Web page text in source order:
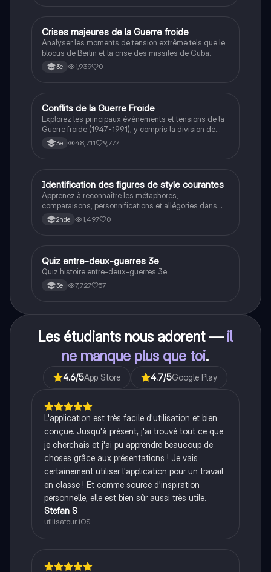
CHistoire
Crises majeures de la Guerre froide
Analyser les moments de tension extrême tels que le
blocus de Berlin et la crise des missiles de Cuba.
3e 1,939 0
Histoire
Conflits de la Guerre Froide
Explorez les principaux événements et tensions de la
Guerre froide (1947-1991), y compris la division de
l'Allemagne, la crise de Cuba, la guerre du Vietnam, et
la course à l'espace. Cette fiche de révision couvre les
historique.
3e 48,711 9,777
IFrançais
Identification des figures de style courantes
Apprenez à reconnaître les métaphores,
comparaisons, personnifications et allégories dans
des phrases simples.
2nde 1,497 0
QHistoire
Quiz entre-deux-guerres 3e
Quiz histoire entre-deux-guerres 3e
3e 7,727 57
Les étudiants nous adorent — il
ne manque plus que toi.
4.6/5App Store 4.7/5Google Play
L'application est très facile d'utilisation et bien
conçue. Jusqu'à présent, j'ai trouvé tout ce que
je cherchais et j'ai pu apprendre beaucoup de
choses grâce aux présentations ! Je vais
certainement utiliser l'application pour un travail
en classe ! Et comme source d'inspiration
personnelle, elle est bien sûr aussi très utile.
Stefan S
utilisateur iOS